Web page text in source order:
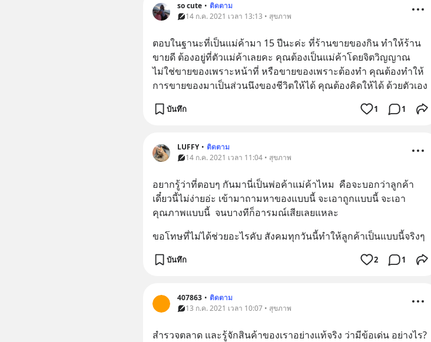
so cute • ติดตาม
14 ก.ค. 2021 เวลา 13:13 • สุขภาพ
ตอบในฐานะที่เป็นแม่ค้ามา 15 ปีนะค่ะ ที่ร้านขายของกิน ทำให้ร้าน
ขายดี ต้องอยู่ที่ตัวแม่ค้าเลยคะ คุณต้องเป็นแม่ค้าโดยจิตวิญญาณ​
ไม่ใช่ขายของเพราะหน้าที่ หรือขายของเพราะต้องทำ คุณต้องทำให้
การขายของมาเป็นส่วนนึงของชีวิตให้ได้ คุณต้องคิดให้ได้ ด้วยตัวเอง
บันทึก 1 1
LUFFY • ติดตาม
14 ก.ค. 2021 เวลา 11:04 • สุขภาพ
อยากรู้ว่าที่ตอบๆ กันมานี่เป็นพ่อค้าแม่ค้าไหม  คือจะบอกว่าลูกค้า
เดี๋ยวนี้ไม่ง่ายอ่ะ เข้ามาถามหาของแบบนี้ จะเอาถูกแบบนี้ จะเอา
คุณภาพแบบนี้  จนบางทีก็อารมณ์เสียเลยแหละ
ขอโทษที่ไม่ได้ช่วยอะไรคับ สังคมทุกวันนี้ทำให้ลูกค้าเป็นแบบนี้จริงๆ
บันทึก 2 1
407863 • ติดตาม
13 ก.ค. 2021 เวลา 10:07 • สุขภาพ
สำรวจตลาด และรู้จักสินค้าของเราอย่างแท้จริง ว่ามีข้อเด่น อย่างไร?